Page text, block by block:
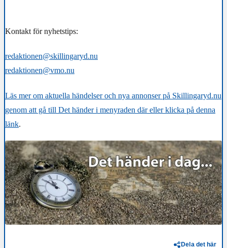
Kontakt för nyhetstips:
redaktionen@skillingaryd.nu
redaktionen@vmo.nu
Läs mer om aktuella händelser och nya annonser på Skillingaryd.nu
genom att gå till Det händer i menyraden där eller klicka på denna
länk.
Dela det här